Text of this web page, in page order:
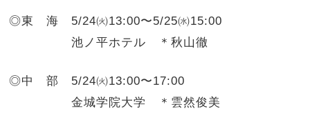
◎東 海 5/24㈫13:00〜5/25㈬15:00
池ノ平ホテル ＊秋山徹
◎中 部
5/24㈫13:00〜17:00
金城学院大学 ＊雲然俊美